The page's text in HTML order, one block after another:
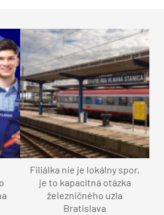
Filiálka nie je lokálny spor,
je to kapacitná otázka
železničného uzla
Bratislava